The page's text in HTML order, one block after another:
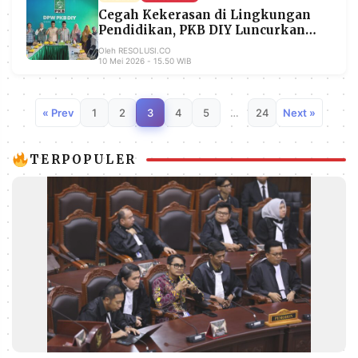
Cegah Kekerasan di Lingkungan
Pendidikan, PKB DIY Luncurkan
Posko Layanan Informasi Pesantren
dan Daycare
Oleh RESOLUSI.CO
10 Mei 2026 - 15.50 WIB
« Prev 1 2 3 4 5 … 24 Next »
TERPOPULER